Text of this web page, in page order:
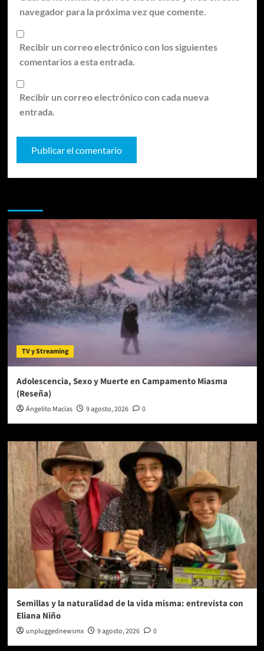
navegador para la próxima vez que comente.
Recibir un correo electrónico con los siguientes
comentarios a esta entrada.
Recibir un correo electrónico con cada nueva
entrada.
TV y Streaming
Adolescencia, Sexo y Muerte en Campamento Miasma
(Reseña)
Ángelito Macías 9 agosto, 2026 0
Semillas y la naturalidad de la vida misma: entrevista con
Eliana Niño
unpluggednewsmx 9 agosto, 2026 0